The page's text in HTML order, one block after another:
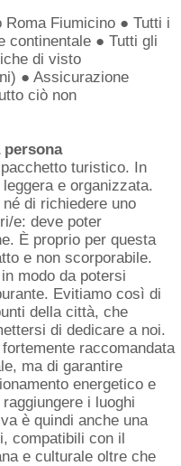
Roma Fiumicino ● Tutti i
continentale ● Tutti gli
di visto
● Assicurazione
ciò non
persona
turistico. In
e organizzata.
di richiedere uno
e: deve poter
È proprio per questa
e non scorporabile.
modo da potersi
Evitiamo così di
della città, che
di dedicare a noi.
raccomandata
ma di garantire
energetico e
i luoghi
è quindi anche una
compatibili con il
e culturale oltre che